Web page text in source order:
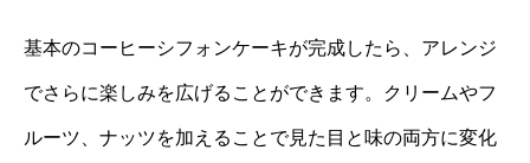
基本のコーヒーシフォンケーキが完成したら、アレンジ
でさらに楽しみを広げることができます。クリームやフ
ルーツ、ナッツを加えることで見た目と味の両方に変化